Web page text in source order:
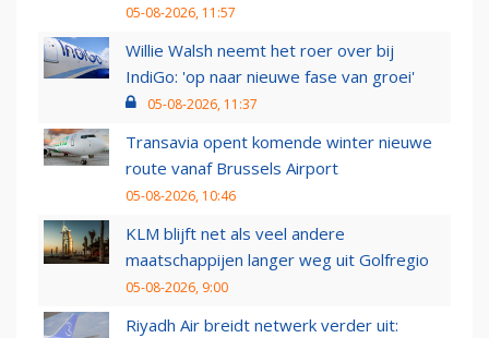
05-08-2026, 11:57
Willie Walsh neemt het roer over bij
IndiGo: 'op naar nieuwe fase van groei'
05-08-2026, 11:37
Transavia opent komende winter nieuwe
route vanaf Brussels Airport
05-08-2026, 10:46
KLM blijft net als veel andere
maatschappijen langer weg uit Golfregio
05-08-2026, 9:00
Riyadh Air breidt netwerk verder uit: